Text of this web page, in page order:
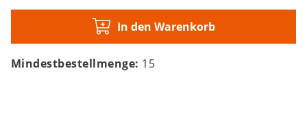
In den Warenkorb
Mindestbestellmenge: 15